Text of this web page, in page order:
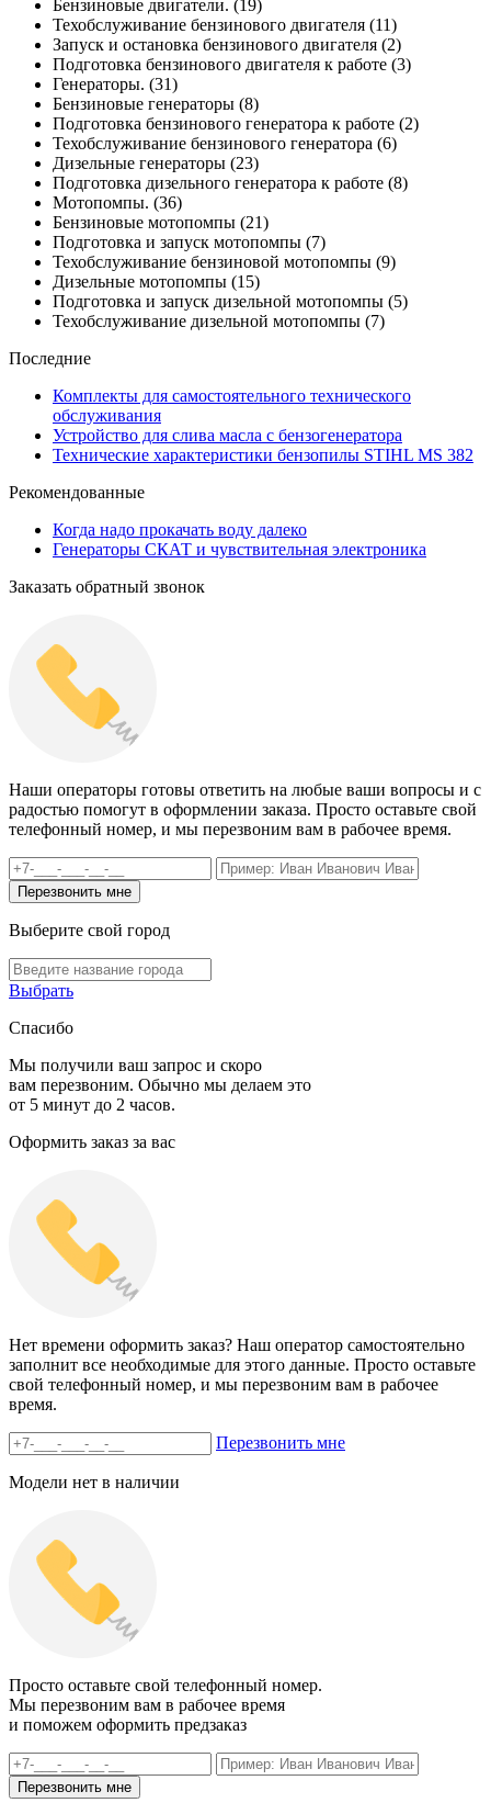
Бензиновые двигатели. (19)
Техобслуживание бензинового двигателя (11)
Запуск и остановка бензинового двигателя (2)
Подготовка бензинового двигателя к работе (3)
Генераторы. (31)
Бензиновые генераторы (8)
Подготовка бензинового генератора к работе (2)
Техобслуживание бензинового генератора (6)
Дизельные генераторы (23)
Подготовка дизельного генератора к работе (8)
Мотопомпы. (36)
Бензиновые мотопомпы (21)
Подготовка и запуск мотопомпы (7)
Техобслуживание бензиновой мотопомпы (9)
Дизельные мотопомпы (15)
Подготовка и запуск дизельной мотопомпы (5)
Техобслуживание дизельной мотопомпы (7)
Последние
Комплекты для самостоятельного технического
обслуживания
Устройство для слива масла с бензогенератора
Технические характеристики бензопилы STIHL MS 382
Рекомендованные
Когда надо прокачать воду далеко
Генераторы СКАТ и чувствительная электроника
Заказать обратный звонок
Наши операторы готовы ответить на любые ваши вопросы и с
радостью помогут в оформлении заказа. Просто оставьте свой
телефонный номер, и мы перезвоним вам в рабочее время.
Выберите свой город
Выбрать
Спасибо
Мы получили ваш запрос и скоро
вам перезвоним. Обычно мы делаем это
от 5 минут до 2 часов.
Оформить заказ за вас
Нет времени оформить заказ? Наш оператор самостоятельно
заполнит все необходимые для этого данные. Просто оставьте
свой телефонный номер, и мы перезвоним вам в рабочее
время.
Перезвонить мне
Модели нет в наличии
Просто оставьте свой телефонный номер.
Мы перезвоним вам в рабочее время
и поможем оформить предзаказ